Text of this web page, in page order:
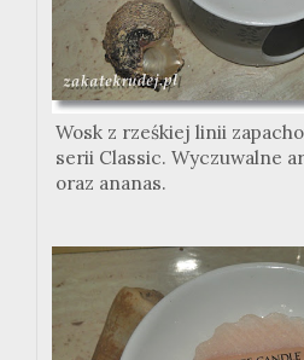
Wosk z rześkiej linii
serii Classic. Wyczuwalne
oraz ananas.